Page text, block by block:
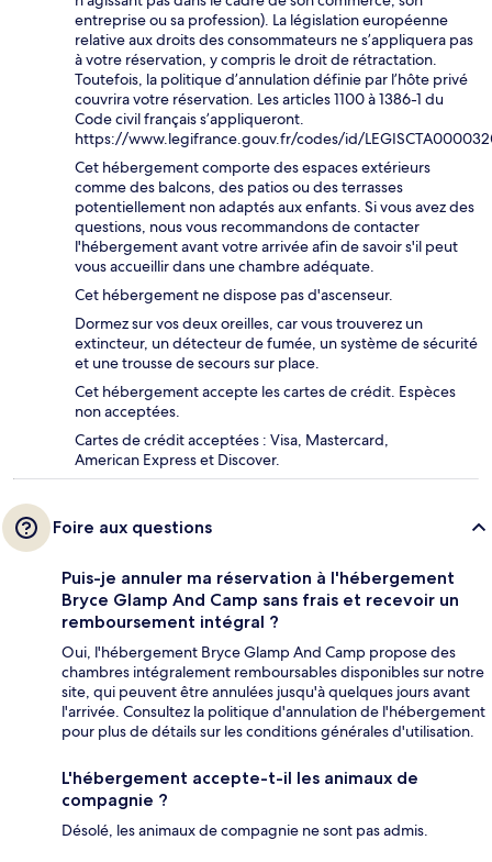
entreprise ou sa profession). La législation européenne
relative aux droits des consommateurs ne s’appliquera pas
à votre réservation, y compris le droit de rétractation.
Toutefois, la politique d’annulation définie par l’hôte privé
couvrira votre réservation. Les articles 1100 à 1386-1 du
Code civil français s’appliqueront.
https://www.legifrance.gouv.fr/codes/id/
Cet hébergement comporte des espaces extérieurs
comme des balcons, des patios ou des terrasses
potentiellement non adaptés aux enfants. Si vous avez des
questions, nous vous recommandons de contacter
l'hébergement avant votre arrivée afin de savoir s'il peut
vous accueillir dans une chambre adéquate.
Cet hébergement ne dispose pas d'ascenseur.
Dormez sur vos deux oreilles, car vous trouverez un
extincteur, un détecteur de fumée, un système de sécurité
et une trousse de secours sur place.
Cet hébergement accepte les cartes de crédit. Espèces
non acceptées.
Cartes de crédit acceptées : Visa, Mastercard,
American Express et Discover.
Foire aux questions
Puis-je annuler ma réservation à l'hébergement
Bryce Glamp And Camp sans frais et recevoir un
remboursement intégral ?
Oui, l'hébergement Bryce Glamp And Camp propose des
chambres intégralement remboursables disponibles sur notre
site, qui peuvent être annulées jusqu'à quelques jours avant
l'arrivée. Consultez la politique d'annulation de l'hébergement
pour plus de détails sur les conditions générales d'utilisation.
L'hébergement accepte-t-il les animaux de
compagnie ?
Désolé, les animaux de compagnie ne sont pas admis.